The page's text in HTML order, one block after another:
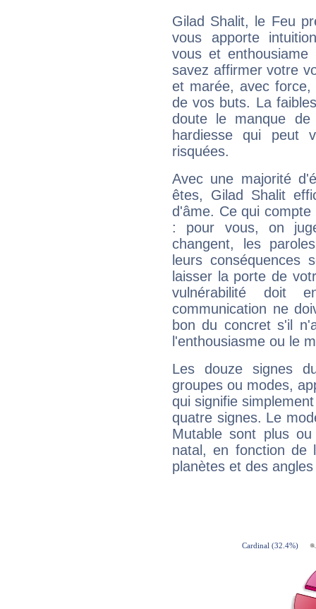
Gilad Shalit, le Feu
vous apporte
vous et
savez affirmer votre
et marée, avec
de vos buts. La
doute le manque
hardiesse qui peut
risquées.
Avec une majorité
êtes, Gilad Shalit
d'âme. Ce qui
: pour vous, on
changent, les
leurs conséquences
laisser la porte de
vulnérabilité doit
communication ne
bon du concret s'il
l'enthousiasme ou le
Les douze signes
groupes ou modes,
qui signifie
quatre signes. Le
Mutable sont plus
natal, en fonction de
planètes et des